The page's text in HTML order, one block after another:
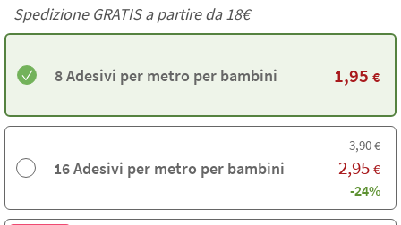
Spedizione GRATIS a partire da18€
8 Adesivi per metro per bambini 1,95 €
16 Adesivi per metro per bambini
3,90€
2,95 €
-24%